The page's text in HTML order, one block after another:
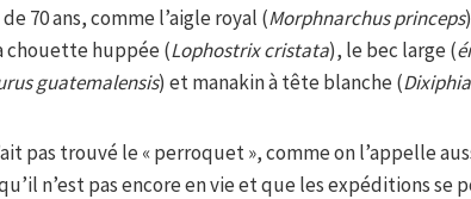
70 ans, comme l’aigle royal (Morphnarchus princeps
chouette huppée (Lophostrix cristata), le bec large (
guatemalensis) et manakin à tête blanche (
pas trouvé le « perroquet », comme on l’appelle
n’est pas encore en vie et que les expéditions se